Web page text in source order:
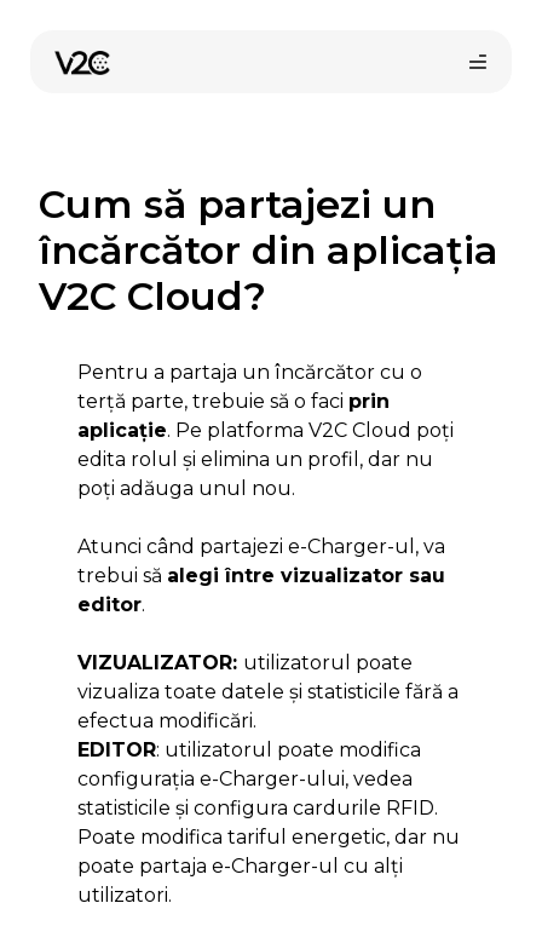
conținut
Cum să partajezi un
încărcător din aplicația
V2C Cloud?
Pentru a partaja un încărcător cu o
terță parte, trebuie să o faci prin
aplicație. Pe platforma V2C Cloud poți
edita rolul și elimina un profil, dar nu
poți adăuga unul nou.
Atunci când partajezi e-Charger-ul, va
trebui să alegi între vizualizator sau
editor.
VIZUALIZATOR: utilizatorul poate
vizualiza toate datele și statisticile fără a
efectua modificări.
EDITOR: utilizatorul poate modifica
configurația e-Charger-ului, vedea
statisticile și configura cardurile RFID.
Poate modifica tariful energetic, dar nu
poate partaja e-Charger-ul cu alți
utilizatori.